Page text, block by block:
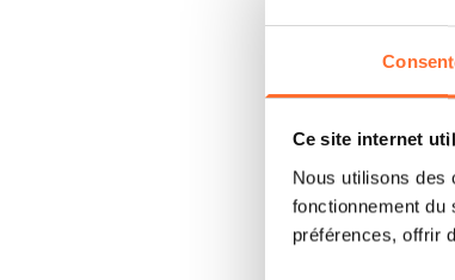
Ce site internet
Nous utilisons des
fonctionnement du
préférences, offrir
nature
Je n’ai
aventure
Bertrange,
quand
avons